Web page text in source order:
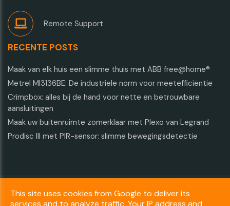
Remote Support
RECENTE POSTS
Maak van elk huis een slimme thuis met ABB free@home®
Metrel MI3136BE: De industriële norm voor meetefficiëntie
Crimpbox: alles bij de hand voor nette en betrouwbare
aansluitingen
Maak uw buitenruimte zomerklaar met Plexo van Legrand
Prodisc III met PIR-sensor: slimme bewegingsdetectie
Copyright © 2026 GROEP Alelek. All rights reserved.
This site uses cookies from Google to deliver its
services and to analyze traffic. Your IP address and